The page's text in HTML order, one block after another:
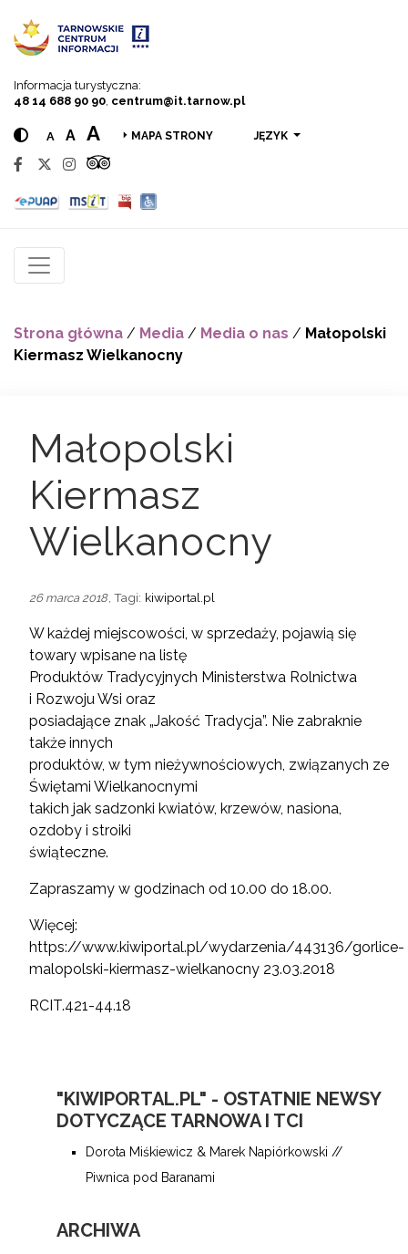
Informacja turystyczna:
48 14 688 90 90 centrum@it.tarnow.pl
A A A MAPA STRONY JĘZYK
Strona główna / Media / Media o nas / Małopolski
Kiermasz Wielkanocny
Małopolski
Kiermasz
Wielkanocny
26 marca 2018 , Tagi: kiwiportal.pl
W każdej miejscowości, w sprzedaży, pojawią się
towary wpisane na listę
Produktów Tradycyjnych Ministerstwa Rolnictwa
i Rozwoju Wsi oraz
posiadające znak „Jakość Tradycja”. Nie zabraknie
także innych
produktów, w tym nieżywnościowych, związanych ze
Świętami Wielkanocnymi
takich jak sadzonki kwiatów, krzewów, nasiona,
ozdoby i stroiki
świąteczne.
Zapraszamy w godzinach od 10.00 do 18.00.
Więcej:
https://www.kiwiportal.pl/wydarzenia/443136/gorlice-
malopolski-kiermasz-wielkanocny 23.03.2018
RCIT.421-44.18
"KIWIPORTAL.PL" - OSTATNIE NEWSY
DOTYCZĄCE TARNOWA I TCI
Dorota Miśkiewicz & Marek Napiórkowski //
Piwnica pod Baranami
ARCHIWA